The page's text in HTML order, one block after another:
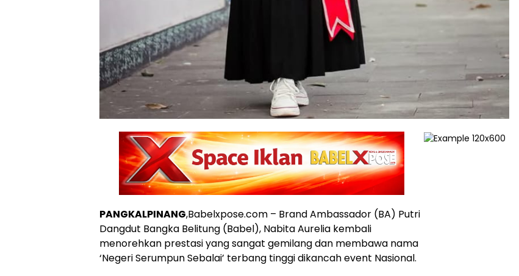
PANGKALPINANG,Babelxpose.com – Brand Ambassador (BA) Putri
Dangdut Bangka Belitung (Babel), Nabita Aurelia kembali
menorehkan prestasi yang sangat gemilang dan membawa nama
‘Negeri Serumpun Sebalai’ terbang tinggi dikancah event Nasional.